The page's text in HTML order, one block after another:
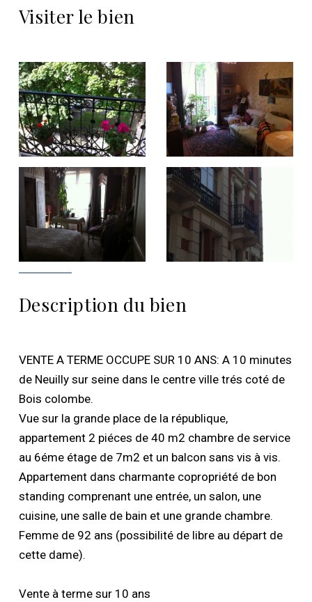
Visiter le bien
Description du bien
VENTE A TERME OCCUPE SUR 10 ANS: A 10 minutes
de Neuilly sur seine dans le centre ville trés coté de
Bois colombe.
Vue sur la grande place de la république,
appartement 2 piéces de 40 m2 chambre de service
au 6éme étage de 7m2 et un balcon sans vis à vis.
Appartement dans charmante copropriété de bon
standing comprenant une entrée, un salon, une
cuisine, une salle de bain et une grande chambre.
Femme de 92 ans (possibilité de libre au départ de
cette dame).
Vente à terme sur 10 ans